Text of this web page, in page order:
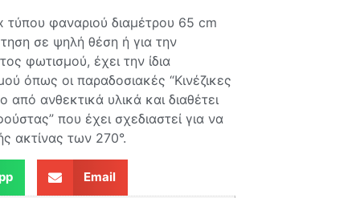
φαναριού διαμέτρου 65 cm
σε ψηλή θέση ή για την
φωτισμού, έχει την ίδια
όπως οι παραδοσιακές “Κινέζικες
ανθεκτικά υλικά και διαθέτει
που έχει σχεδιαστεί για να
ακτίνας των 270°.
Email